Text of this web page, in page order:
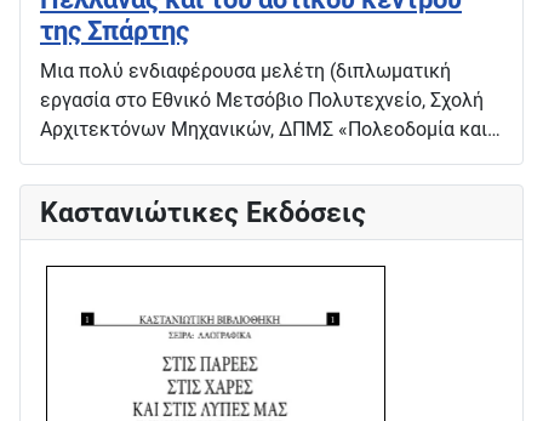
της Σπάρτης
Μια πολύ ενδιαφέρουσα μελέτη (διπλωματική
εργασία στο Εθνικό Μετσόβιο Πολυτεχνείο, Σχολή
Αρχιτεκτόνων Μηχανικών, ΔΠΜΣ «Πολεοδομία και…
Καστανιώτικες Εκδόσεις